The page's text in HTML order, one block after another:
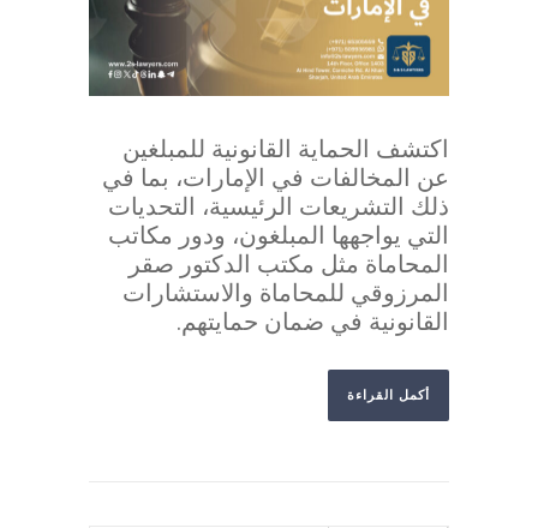
اكتشف الحماية القانونية للمبلغين
عن المخالفات في الإمارات، بما في
ذلك التشريعات الرئيسية، التحديات
التي يواجهها المبلغون، ودور مكاتب
المحاماة مثل مكتب الدكتور صقر
المرزوقي للمحاماة والاستشارات
القانونية في ضمان حمايتهم.
أكمل القراءة